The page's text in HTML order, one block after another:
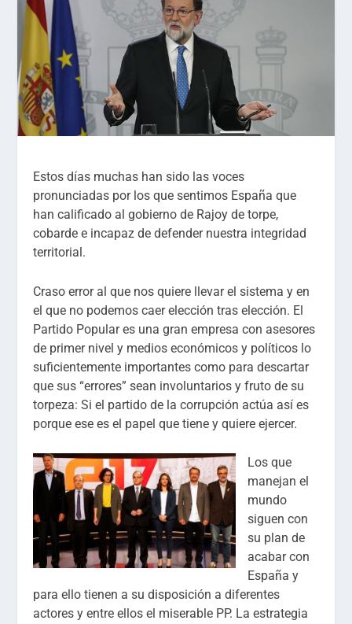
Estos días muchas han sido las voces
pronunciadas por los que sentimos España que
han calificado al gobierno de Rajoy de torpe,
cobarde e incapaz de defender nuestra integridad
territorial.
Craso error al que nos quiere llevar el sistema y en
el que no podemos caer elección tras elección. El
Partido Popular es una gran empresa con asesores
de primer nivel y medios económicos y políticos lo
suficientemente importantes como para descartar
que sus “errores” sean involuntarios y fruto de su
torpeza: Si el partido de la corrupción actúa así es
porque ese es el papel que tiene y quiere ejercer.
Los que
manejan el
mundo
siguen con
su plan de
acabar con
España y
para ello tienen a su disposición a diferentes
actores y entre ellos el miserable PP. La estrategia